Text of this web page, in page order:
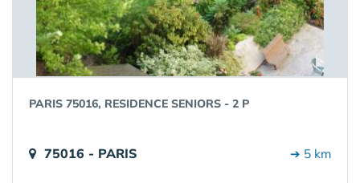
PARIS 75016, RESIDENCE SENIORS - 2 P
75016 - PARIS ➔ 5 km